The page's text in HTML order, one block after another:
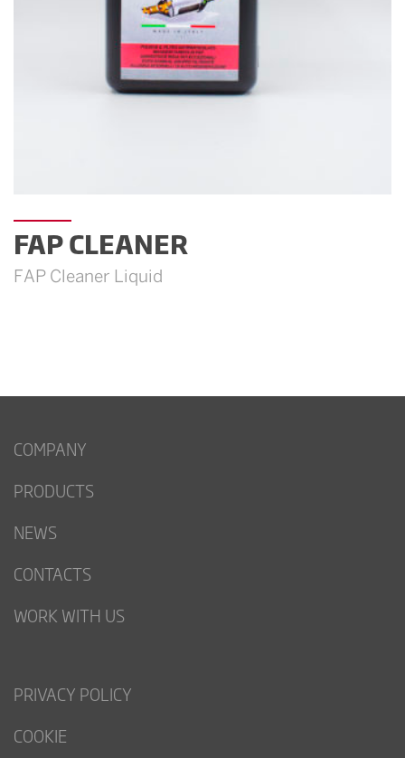
FAP CLEANER
FAP Cleaner Liquid
COMPANY
PRODUCTS
NEWS
CONTACTS
WORK WITH US
PRIVACY POLICY
COOKIE